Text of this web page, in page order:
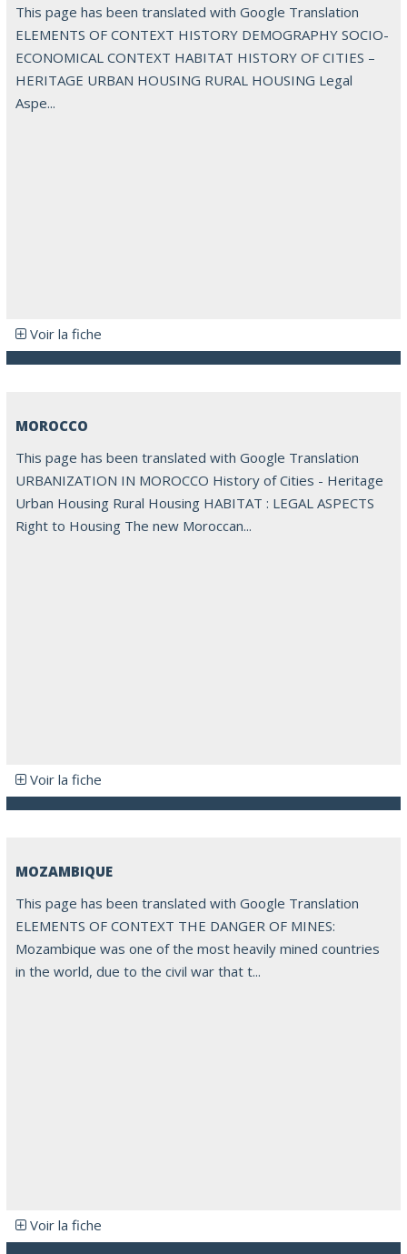
This page has been translated with Google Translation
ELEMENTS OF CONTEXT HISTORY DEMOGRAPHY SOCIO-
ECONOMICAL CONTEXT HABITAT HISTORY OF CITIES –
HERITAGE URBAN HOUSING RURAL HOUSING Legal
Aspe...
Voir la fiche
MOROCCO
This page has been translated with Google Translation
URBANIZATION IN MOROCCO History of Cities - Heritage
Urban Housing Rural Housing HABITAT : LEGAL ASPECTS
Right to Housing The new Moroccan...
Voir la fiche
MOZAMBIQUE
This page has been translated with Google Translation
ELEMENTS OF CONTEXT THE DANGER OF MINES:
Mozambique was one of the most heavily mined countries
in the world, due to the civil war that t...
Voir la fiche